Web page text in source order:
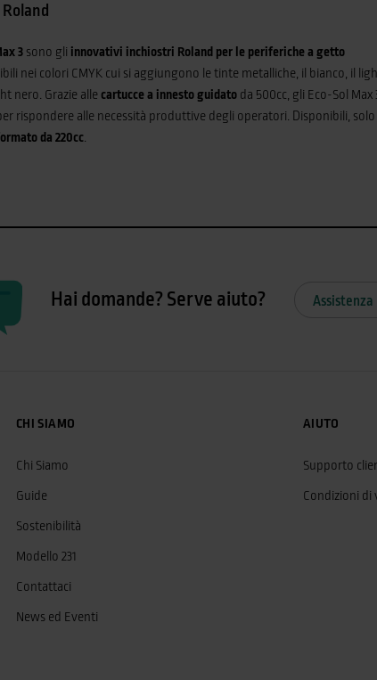
3 sono gli innovativi inchiostri Roland per le periferiche a getto
nei colori CMYK cui si aggiungono le tinte metalliche, il bianco, il
nero. Grazie alle cartucce a innesto guidatoda 500cc, gli Eco-Sol Max
rispondere alle necessità produttive degli operatori. Disponibili, solo
da 220cc.
Hai domande? Serve aiuto?
CHI SIAMO
Chi Siamo
Guide
Sostenibilità
Modello 231
Contattaci
News ed Eventi
AIUTO
Supporto
Condizioni di